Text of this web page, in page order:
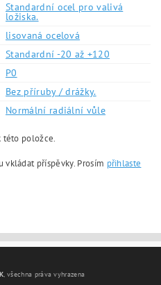
Standardní ocel pro valivá
ložiska.
lisovaná ocelová
Standardní -20 až +120
P0
Bez příruby / drážky.
Normální radiální vůle
této položce.
příspěvky. Prosím přihlaste
, všechna práva vyhrazena